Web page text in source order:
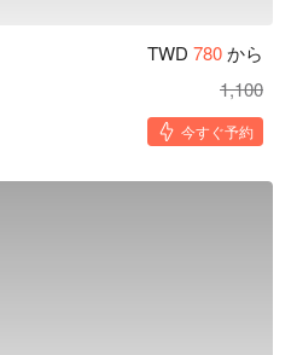
TWD 780から
1,100
今すぐ予約